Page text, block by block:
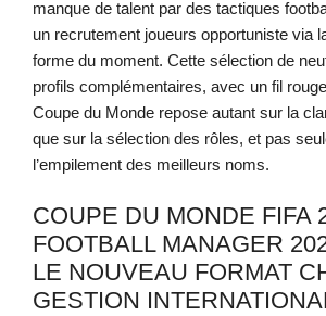
manque de talent par des tactiques
un recrutement joueurs opportuniste via
forme du moment. Cette sélection de
profils complémentaires, avec un fil
Coupe du Monde repose autant sur la
que sur la sélection des rôles, et pas
l’empilement des meilleurs noms.
COUPE DU MONDE FIFA
FOOTBALL MANAGER
LE NOUVEAU FORMAT
GESTION